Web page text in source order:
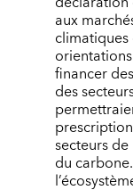
aux
financer
des
secteurs
du